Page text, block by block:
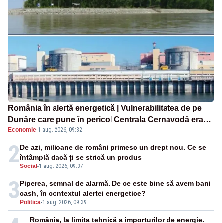
România în alertă energetică | Vulnerabilitatea de pe
Dunăre care pune în pericol Centrala Cernavodă era
cunoscută de pe vremea lui Ceaușescu
Economie·1 aug. 2026, 09:32
2Social -1 aug. 2026, 09:37
De azi, milioane de români primesc un drept nou. Ce se
întâmplă dacă ți se strică un produs
3 Politica-1 aug. 2026, 09:39
Piperea, semnal de alarmă. De ce este bine să avem bani
cash, în contextul alertei energetice?
România, la limita tehnică a importurilor de energie.